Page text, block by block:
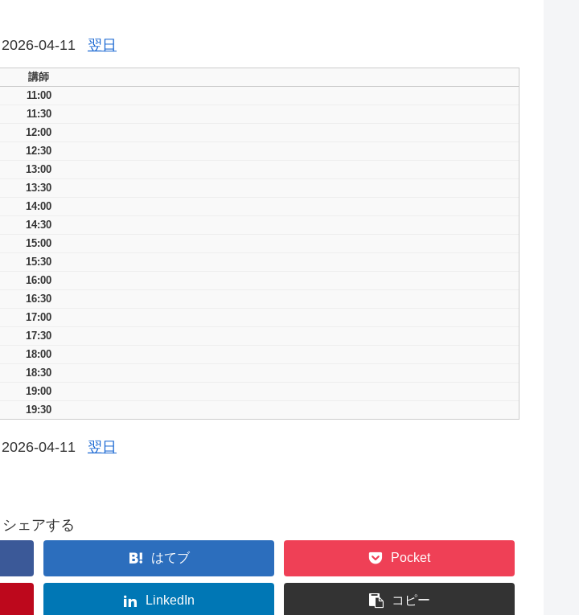
2026-04-11 翌日
講師
11:00
11:30
12:00
12:30
13:00
13:30
14:00
14:30
15:00
15:30
16:00
16:30
17:00
17:30
18:00
18:30
19:00
19:30
2026-04-11 翌日
シェアする
はてブ Pocket
LinkedIn コピー